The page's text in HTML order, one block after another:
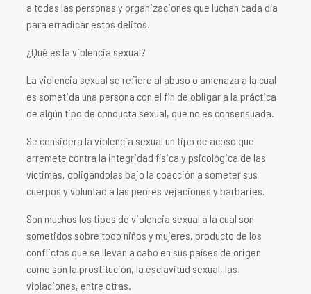
a todas las personas y organizaciones que luchan cada día
para erradicar estos delitos.
¿Qué es la violencia sexual?
La violencia sexual se refiere al abuso o amenaza a la cual
es sometida una persona con el fin de obligar a la práctica
de algún tipo de conducta sexual, que no es consensuada.
Se considera la violencia sexual un tipo de acoso que
arremete contra la integridad física y psicológica de las
víctimas, obligándolas bajo la coacción a someter sus
cuerpos y voluntad a las peores vejaciones y barbaries.
Son muchos los tipos de violencia sexual a la cual son
sometidos sobre todo niños y mujeres, producto de los
conflictos que se llevan a cabo en sus países de origen
como son la prostitución, la esclavitud sexual, las
violaciones, entre otras.